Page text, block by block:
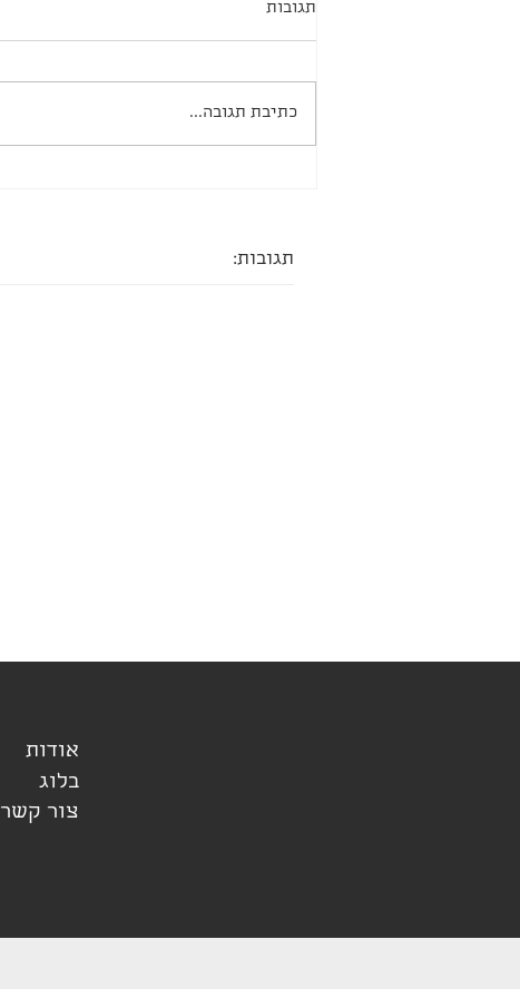
רול אבטיח בולגרית
תגובות
כתיבת תגובה...
תגובות:
אודות
בלוג
בלוג
צור קשר